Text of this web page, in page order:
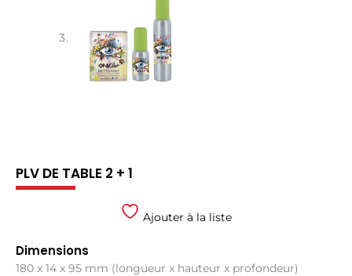
PLV DE TABLE 2 + 1
Ajouter à la liste
Dimensions
180 x 14 x 95 mm (longueur x hauteur x profondeur)